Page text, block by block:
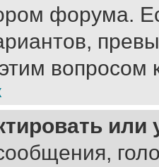
форума.
вопросом